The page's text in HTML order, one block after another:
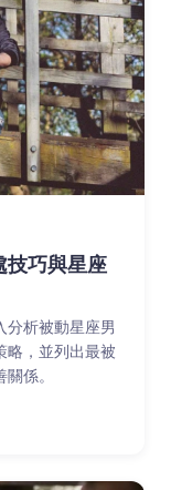
技巧與星座
分析被動星座男
略，並列出最被
係。